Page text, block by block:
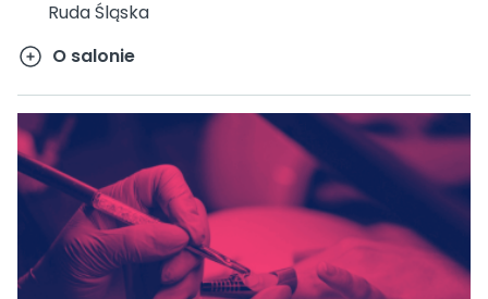
Ruda Śląska
O salonie